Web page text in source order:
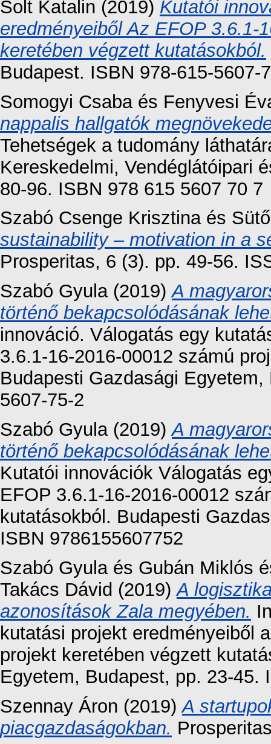
Solt Katalin (2019) Kutatói
eredményeiből Az EFOP 3.6.1-
keretében végzett kutatásokból.
Budapest. ISBN 978-615-5607-
Somogyi Csabaés Fenyvesi
nappalis hallgatók
Tehetségek a tudomány
Kereskedelmi, Vendéglátóipari
80-96. ISBN 978 615 5607 70 7
Szabó Csenge Krisztinaés
sustainability – motivation in a
Prosperitas, 6 (3). pp. 49-56.
Szabó Gyula(2019)A
történő bekapcsolódásának
innováció. Válogatás egy
3.6.1-16-2016-00012 számú
Budapesti Gazdasági
5607-75-2
Szabó Gyula(2019)A
történő bekapcsolódásának
Kutatói innovációk Válogatás
EFOP 3.6.1-16-2016-00012
kutatásokból. Budapesti
ISBN 9786155607752
Szabó Gyulaés Gubán Miklós
Takács Dávid (2019)A
azonosítások Zala megyében.
kutatási projekt eredményeiből
projekt keretében végzett
Egyetem, Budapest, pp. 23-45.
Szennay Áron (2019)A
piacgazdaságokban.